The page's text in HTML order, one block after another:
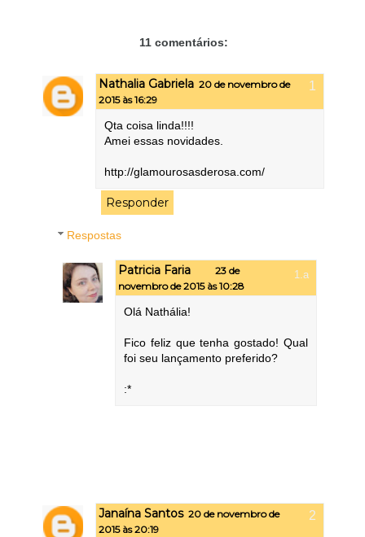
11 comentários:
Nathalia Gabriela 20 de novembro de
2015 às 16:29
Qta coisa linda!!!!
Amei essas novidades.
http://glamourosasderosa.com/
Responder
Respostas
Patricia Faria
23 de
novembro de 2015 às 10:28
Olá Nathália!
Fico feliz que tenha gostado! Qual
foi seu lançamento preferido?
:*
Janaína Santos 20 de novembro de
2015 às 20:19